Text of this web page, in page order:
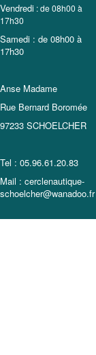
Vendredi : de 08h00 à
17h30
Samedi : de 08h00 à
17h30
Anse Madame
Rue Bernard Boromée
97233 SCHOELCHER
Tel : 05.96.61.20.83
Mail : cerclenautique-
schoelcher@wanadoo.fr